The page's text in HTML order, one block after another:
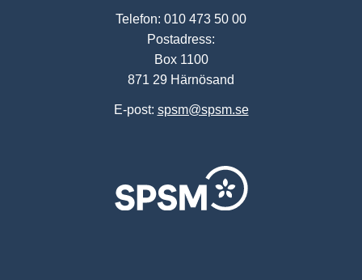
Telefon: 010 473 50 00
Postadress:
Box 1100
871 29 Härnösand
E-post: spsm@spsm.se